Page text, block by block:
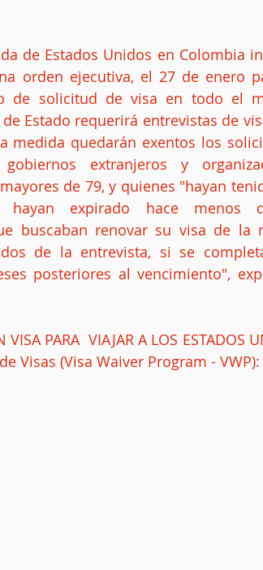
de Estados Unidos en Colombia
orden ejecutiva, el 27 de enero
de solicitud de visa en todo el
Estado requerirá entrevistas de
medida quedarán exentos los
extranjeros y
de 79, y quienes "hayan
expirado hace menos
buscaban renovar su visa de la
de la entrevista, si se
posteriores al vencimiento",
PARA  VIAJAR A LOS ESTADOS
Visas (Visa Waiver Program - VWP):